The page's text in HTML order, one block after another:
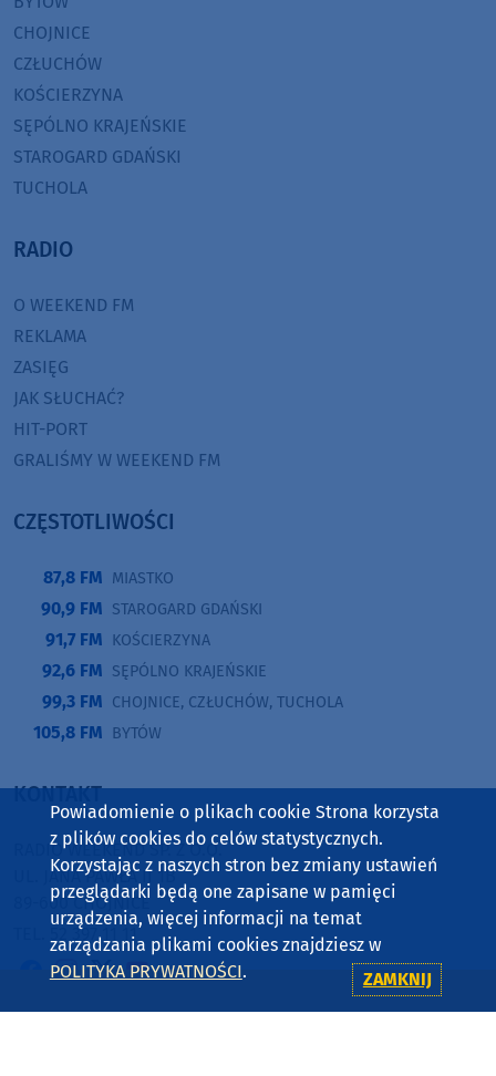
CHOJNICE
CZŁUCHÓW
KOŚCIERZYNA
SĘPÓLNO KRAJEŃSKIE
STAROGARD GDAŃSKI
TUCHOLA
RADIO
O WEEKEND FM
REKLAMA
ZASIĘG
JAK SŁUCHAĆ?
HIT-PORT
GRALIŚMY W WEEKEND FM
CZĘSTOTLIWOŚCI
87,8 FM MIASTKO
90,9 FM STAROGARD GDAŃSKI
91,7 FM KOŚCIERZYNA
92,6 FM SĘPÓLNO KRAJEŃSKIE
99,3 FM CHOJNICE, CZŁUCHÓW, TUCHOLA
105,8 FM BYTÓW
KONTAKT
RADIO WEEKEND SP. Z O.O.
UL. JANA PAWŁA II 1B
89-600 CHOJNICE
TEL. 52 397 11 11
Powiadomienie o plikach cookie Strona korzysta
z plików cookies do celów statystycznych.
Korzystając z naszych stron bez zmiany ustawień
przeglądarki będą one zapisane w pamięci
urządzenia, więcej informacji na temat
zarządzania plikami cookies znajdziesz w
POLITYKA PRYWATNOŚCI. ZAMKNIJ